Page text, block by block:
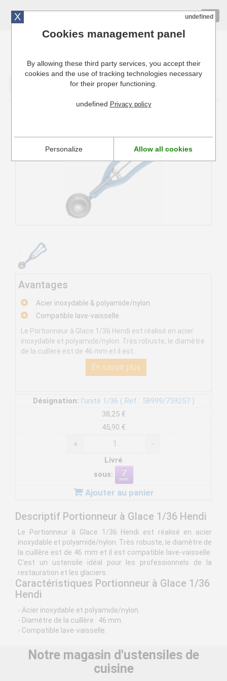
Cuisinresto: Ustensiles de cuisine pour professionnels
Avantages
Acier inoxydable & polyamide/nylon.
Compatible lave-vaisselle.
Le Portionneur à Glace 1/36 Hendi est réalisé en acier
inoxydable et polyamide/nylon. Très robuste, le diamètre
de la cuillère est de 46 mm et il est...
En savoir plus
Désignation: l'unité 1/36 ( Ref : 58999/759257 )
38,25 €
45,90 €
+ -
Livré
sous:
Ajouter au panier
Descriptif Portionneur à Glace 1/36 Hendi
Le Portionneur à Glace 1/36 Hendi est réalisé en acier
inoxydable et polyamide/nylon. Très robuste, le diamètre de
la cuillère est de 46 mm et il est compatible lave-vaisselle.
C'est un ustensile idéal pour les professionnels de la
restauration et les glaciers.
Caractéristiques Portionneur à Glace 1/36
Hendi
- Acier inoxydable et polyamide/nylon.
- Diamètre de la cuillère : 46 mm.
- Compatible lave-vaisselle.
Notre magasin d'ustensiles de
cuisine
X undefined
Cookies management panel
By allowing these third party services, you accept their
cookies and the use of tracking technologies necessary
for their proper functioning.
undefined Privacy policy
Personalize Allow all cookies